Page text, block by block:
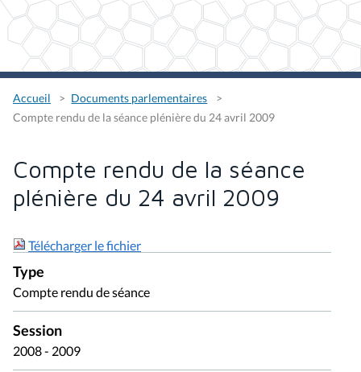
Accueil
Documents parlementaires
Compte rendu de la séance plénière du 24 avril 2009
Compte rendu de la séance
plénière du 24 avril 2009
Télécharger le fichier
Type
Compte rendu de séance
Session
2008 - 2009